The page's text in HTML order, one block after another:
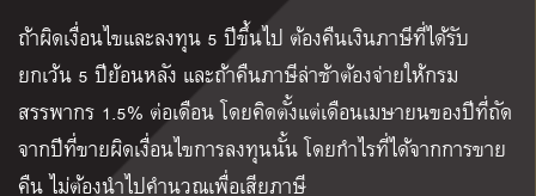
ถ้าผิดเงื่อนไขและลงทุน 5 ปีขึ้นไป ต้องคืนเงินภาษีที่ได้รับ
ยกเว้น 5 ปีย้อนหลัง และถ้าคืนภาษีล่าช้าต้องจ่ายให้กรม
สรรพากร 1.5% ต่อเดือน โดยคิดตั้งแต่เดือนเมษายนของปีที่ถัด
จากปีที่ขายผิดเงื่อนไขการลงทุนนั้น โดยกำไรที่ได้จากการขาย
คืน ไม่ต้องนำไปคำนวณเพื่อเสียภาษี